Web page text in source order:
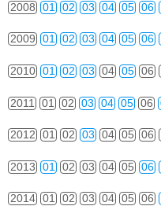
2008 01 02 03 04 05 06
2009 01 02 03 04 05 06
2010 01 02 03 04 05 06
2011 01 02 03 04 05 06
2012 01 02 03 04 05 06
2013 01 02 03 04 05 06
2014 01 02 03 04 05 06